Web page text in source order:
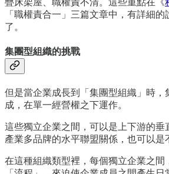
疊床架屋、職權責不清。這些重點在《
「職權責合一」三篇文章中，有詳細
了。
集團型組織的挑戰
但是當企業成長到「集團型組織」時，
成，在單一經營權之下運作。
這些獨立企業之間，可以是上下游的垂
產業多品牌的水平聯盟關係，也可以是
在這種組織類型裡，每個獨立企業之間